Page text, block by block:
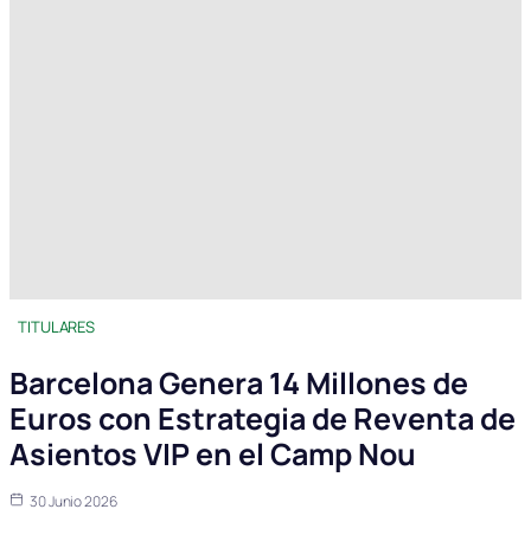
TITULARES
Barcelona Genera 14 Millones de
Euros con Estrategia de Reventa de
Asientos VIP en el Camp Nou
30 Junio 2026